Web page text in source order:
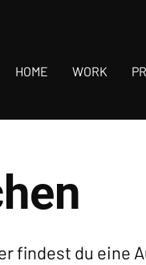
HOME WORK
findest du eine